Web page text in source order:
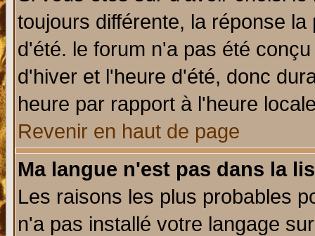
toujours différente, la réponse
d'été. le forum n'a pas été
d'hiver et l'heure d'été, donc
heure par rapport à l'heure
Revenir en haut de page
Ma langue n'est pas dans la
Les raisons les plus probables
n'a pas installé votre langage